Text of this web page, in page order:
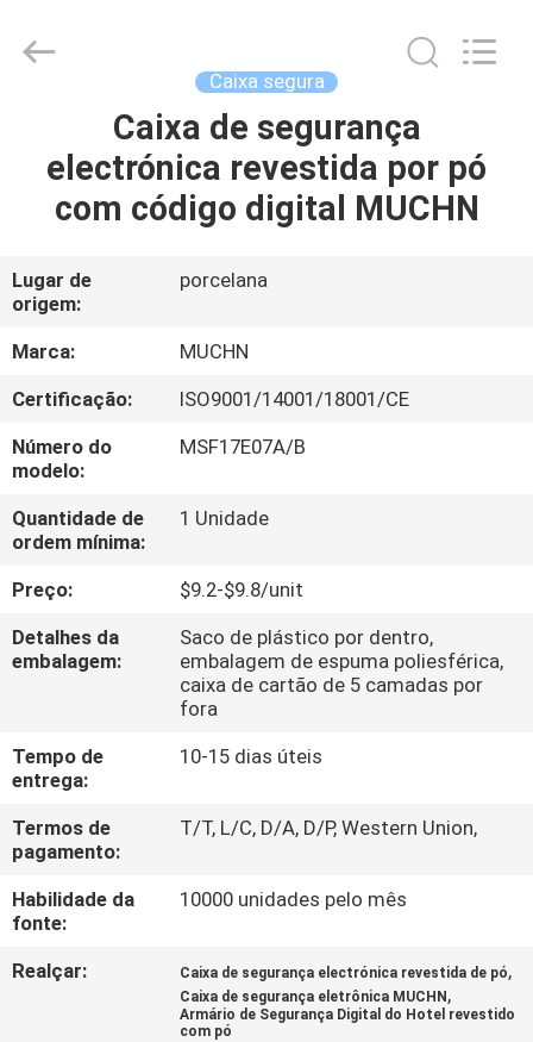
PRODUTOS
SOBRE
NÓS
EXCURSÃO
DA
FÁBRICA
CONTROLE
DA
QUALIDADE
CONTACTE-
NOS
NOTÍCIA
PEÇA
UMAS
CITAÇÕES
Ltd..
Caixa segura
Caixa de segurança
electrónica revestida por pó
com código digital MUCHN
Lugar de
origem:
porcelana
Marca:
MUCHN
Certificação:
ISO9001/14001/18001/CE
Número do
modelo:
MSF17E07A/B
Quantidade de
ordem mínima:
1 Unidade
Preço:
$9.2-$9.8/unit
Detalhes da
embalagem:
Saco de plástico por dentro,
embalagem de espuma poliesférica,
caixa de cartão de 5 camadas por
fora
Tempo de
entrega:
10-15 dias úteis
Termos de
pagamento:
T/T, L/C, D/A, D/P, Western Union,
Habilidade da
fonte:
10000 unidades pelo mês
Realçar: Caixa de segurança electrónica revestida de pó,
Caixa de segurança eletrônica MUCHN ,
Armário de Segurança Digital do Hotel revestido
com pó